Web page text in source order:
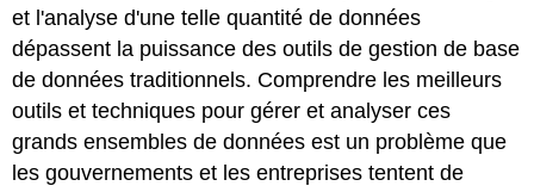
et l'analyse d'une telle quantité de données
dépassent la puissance des outils de gestion de base
de données traditionnels. Comprendre les meilleurs
outils et techniques pour gérer et analyser ces
grands ensembles de données est un problème que
les gouvernements et les entreprises tentent de